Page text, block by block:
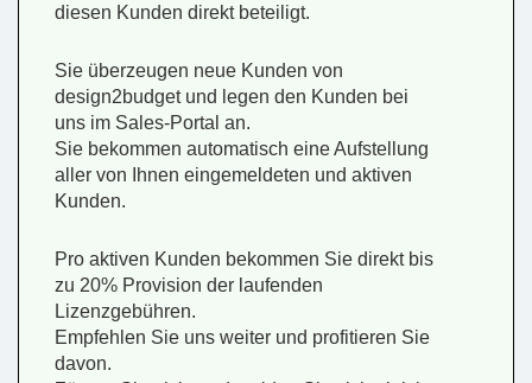
diesen Kunden direkt beteiligt.
Sie überzeugen neue Kunden von
design2budget und legen den Kunden bei
uns im Sales-Portal an.
Sie bekommen automatisch eine Aufstellung
aller von Ihnen eingemeldeten und aktiven
Kunden.
Pro aktiven Kunden bekommen Sie direkt bis
zu 20% Provision der laufenden
Lizenzgebühren.
Empfehlen Sie uns weiter und profitieren Sie
davon.